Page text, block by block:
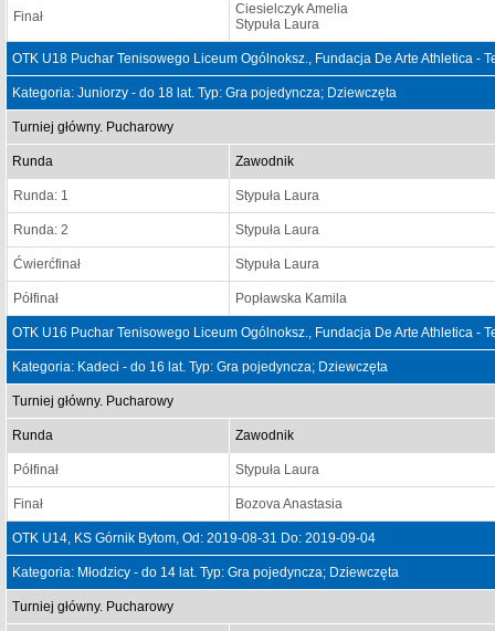
Finał
Ciesielczyk Amelia
Stypuła Laura
OTK U18 Puchar Tenisowego Liceum Ogólnoksz., Fundacja De Arte Athletica -
Kategoria: Juniorzy - do 18 lat. Typ: Gra pojedyncza; Dziewczęta
Turniej główny. Pucharowy
Runda Zawodnik
Runda: 1 Stypuła Laura
Runda: 2 Stypuła Laura
Ćwierćfinał Stypuła Laura
Półfinał Popławska Kamila
OTK U16 Puchar Tenisowego Liceum Ogólnoksz., Fundacja De Arte Athletica -
Kategoria: Kadeci - do 16 lat. Typ: Gra pojedyncza; Dziewczęta
Turniej główny. Pucharowy
Runda Zawodnik
Półfinał Stypuła Laura
Finał Bozova Anastasia
OTK U14, KS Górnik Bytom, Od: 2019-08-31 Do: 2019-09-04
Kategoria: Młodzicy - do 14 lat. Typ: Gra pojedyncza; Dziewczęta
Turniej główny. Pucharowy